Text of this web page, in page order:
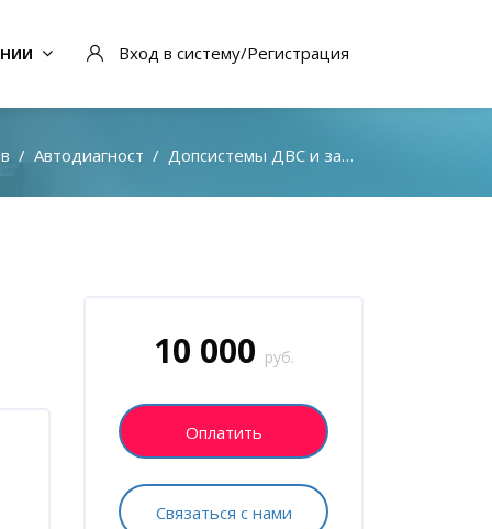
Вход в систему/Регистрация
Автодиагност Допсистемы ДВС и защита экологии
10 000 руб.
Оплатить
Связаться с нами